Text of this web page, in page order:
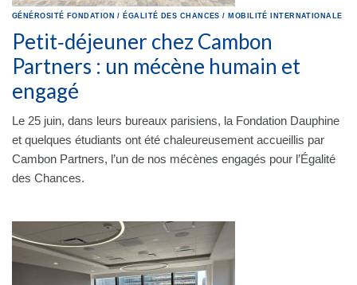
GÉNÉROSITÉ FONDATION / ÉGALITÉ DES CHANCES / MOBILITÉ INTERNATIONALE
Petit‑déjeuner chez Cambon
Partners : un mécène humain et
engagé
Le 25 juin, dans leurs bureaux parisiens, la Fondation Dauphine
et quelques étudiants ont été chaleureusement accueillis par
Cambon Partners, l’un de nos mécènes engagés pour l’Égalité
des Chances.